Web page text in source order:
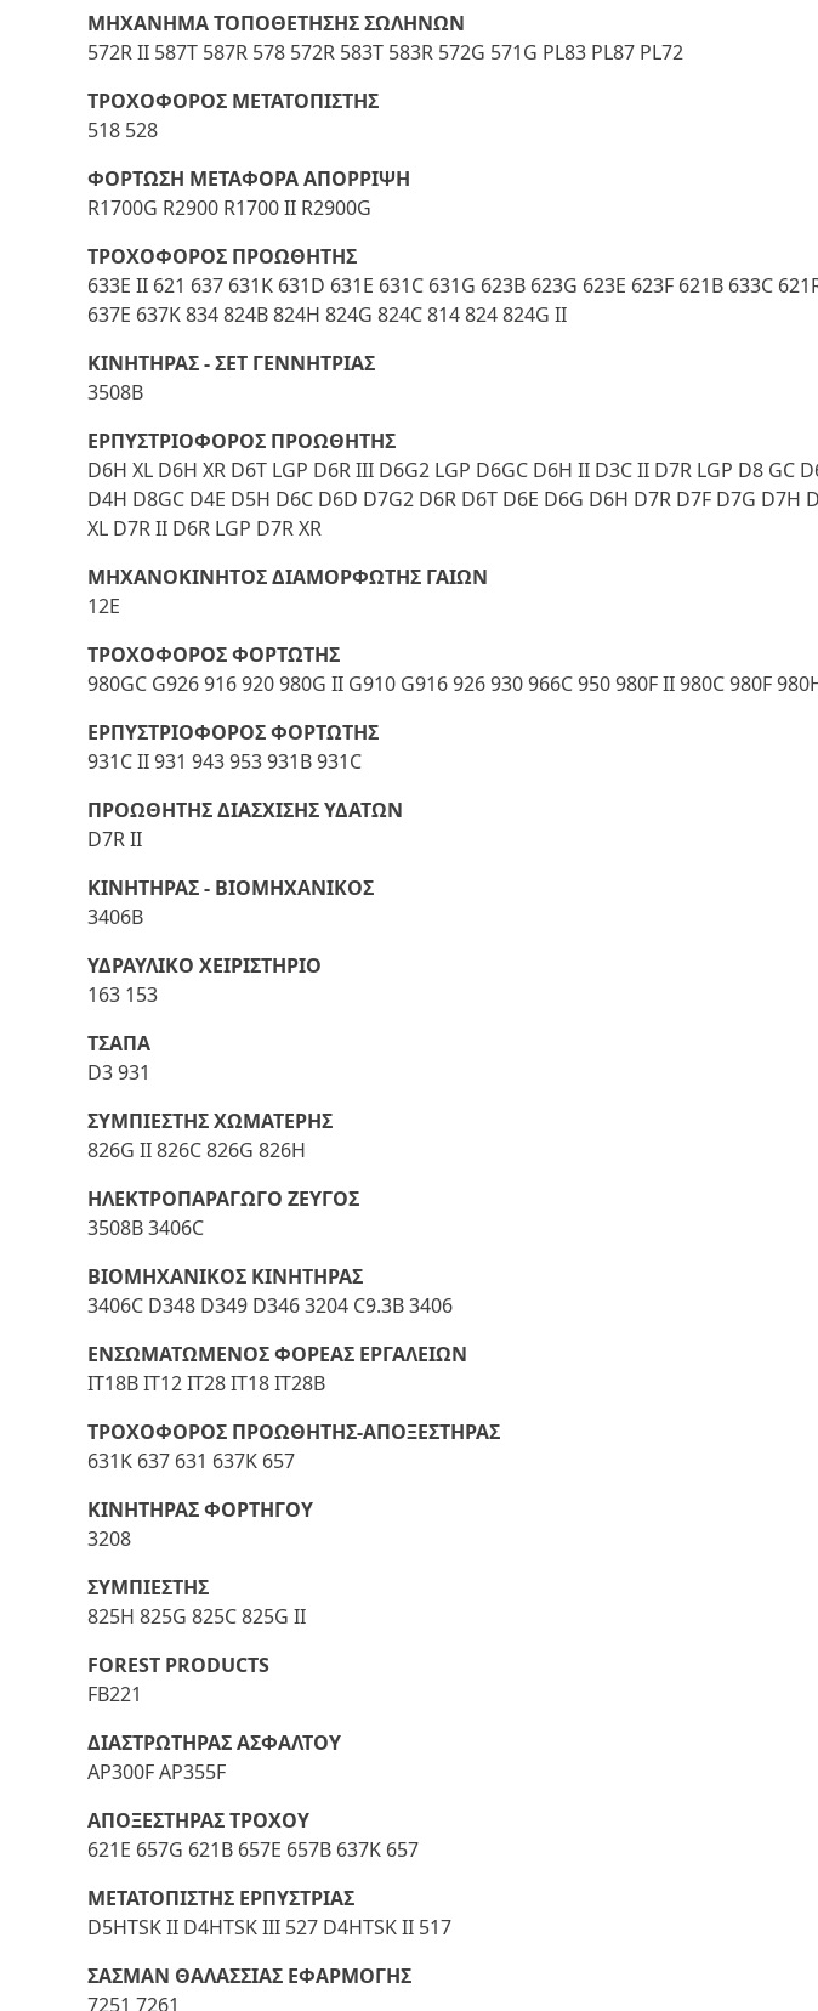
ΜΗΧΑΝΗΜΑ ΤΟΠΟΘΕΤΗΣΗΣ ΣΩΛΗΝΩΝ
572R II 587T 587R 578 572R 583T 583R 572G 571G PL83 PL87 PL72
ΤΡΟΧΟΦΟΡΟΣ ΜΕΤΑΤΟΠΙΣΤΗΣ
518 528
ΦΟΡΤΩΣΗ ΜΕΤΑΦΟΡΑ ΑΠΟΡΡΙΨΗ
R1700G R2900 R1700 II R2900G
ΤΡΟΧΟΦΟΡΟΣ ΠΡΟΩΘΗΤΗΣ
633E II 621 637 631K 631D 631E 631C 631G 623B 623G 623E 623F 621B 633C
637E 637K 834 824B 824H 824G 824C 814 824 824G II
ΚΙΝΗΤΗΡΑΣ - ΣΕΤ ΓΕΝΝΗΤΡΙΑΣ
3508B
ΕΡΠΥΣΤΡΙΟΦΟΡΟΣ ΠΡΟΩΘΗΤΗΣ
D6H XL D6H XR D6T LGP D6R III D6G2 LGP D6GC D6H II D3C II D7R LGP D8 GC
D4H D8GC D4E D5H D6C D6D D7G2 D6R D6T D6E D6G D6H D7R D7F D7G D7H
XL D7R II D6R LGP D7R XR
ΜΗΧΑΝΟΚΙΝΗΤΟΣ ΔΙΑΜΟΡΦΩΤΗΣ ΓΑΙΩΝ
12E
ΤΡΟΧΟΦΟΡΟΣ ΦΟΡΤΩΤΗΣ
980GC G926 916 920 980G II G910 G916 926 930 966C 950 980F II 980C 980F
ΕΡΠΥΣΤΡΙΟΦΟΡΟΣ ΦΟΡΤΩΤΗΣ
931C II 931 943 953 931B 931C
ΠΡΟΩΘΗΤΗΣ ΔΙΑΣΧΙΣΗΣ ΥΔΑΤΩΝ
D7R II
ΚΙΝΗΤΗΡΑΣ - ΒΙΟΜΗΧΑΝΙΚΟΣ
3406B
ΥΔΡΑΥΛΙΚΟ ΧΕΙΡΙΣΤΗΡΙΟ
163 153
ΤΣΑΠΑ
D3 931
ΣΥΜΠΙΕΣΤΗΣ ΧΩΜΑΤΕΡΗΣ
826G II 826C 826G 826H
ΗΛΕΚΤΡΟΠΑΡΑΓΩΓΟ ΖΕΥΓΟΣ
3508B 3406C
ΒΙΟΜΗΧΑΝΙΚΟΣ ΚΙΝΗΤΗΡΑΣ
3406C D348 D349 D346 3204 C9.3B 3406
ΕΝΣΩΜΑΤΩΜΕΝΟΣ ΦΟΡΕΑΣ ΕΡΓΑΛΕΙΩΝ
IT18B IT12 IT28 IT18 IT28B
ΤΡΟΧΟΦΟΡΟΣ ΠΡΟΩΘΗΤΗΣ-ΑΠΟΞΕΣΤΗΡΑΣ
631K 637 631 637K 657
ΚΙΝΗΤΗΡΑΣ ΦΟΡΤΗΓΟΥ
3208
ΣΥΜΠΙΕΣΤΗΣ
825H 825G 825C 825G II
FOREST PRODUCTS
FB221
ΔΙΑΣΤΡΩΤΗΡΑΣ ΑΣΦΑΛΤΟΥ
AP300F AP355F
ΑΠΟΞΕΣΤΗΡΑΣ ΤΡΟΧΟΥ
621E 657G 621B 657E 657B 637K 657
ΜΕΤΑΤΟΠΙΣΤΗΣ ΕΡΠΥΣΤΡΙΑΣ
D5HTSK II D4HTSK III 527 D4HTSK II 517
ΣΑΣΜΑΝ ΘΑΛΑΣΣΙΑΣ ΕΦΑΡΜΟΓΗΣ
7251 7261